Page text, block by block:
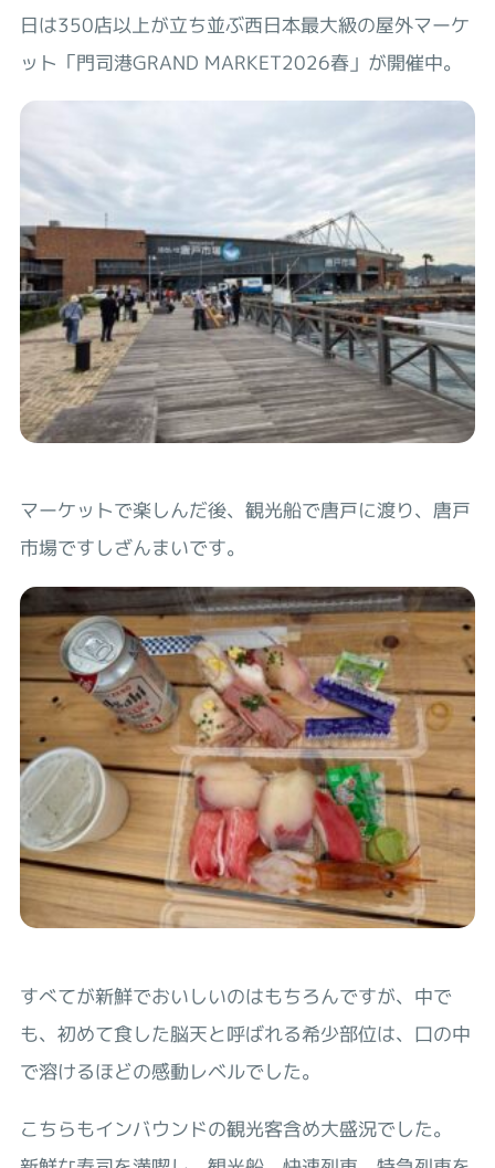
日は350店以上が立ち並ぶ西日本最大級の屋外マーケ
ット「門司港GRAND MARKET2026春」が開催中。
マーケットで楽しんだ後、観光船で唐戸に渡り、唐戸
市場ですしざんまいです。
すべてが新鮮でおいしいのはもちろんですが、中で
も、初めて食した脳天と呼ばれる希少部位は、口の中
で溶けるほどの感動レベルでした。
こちらもインバウンドの観光客含め大盛況でした。